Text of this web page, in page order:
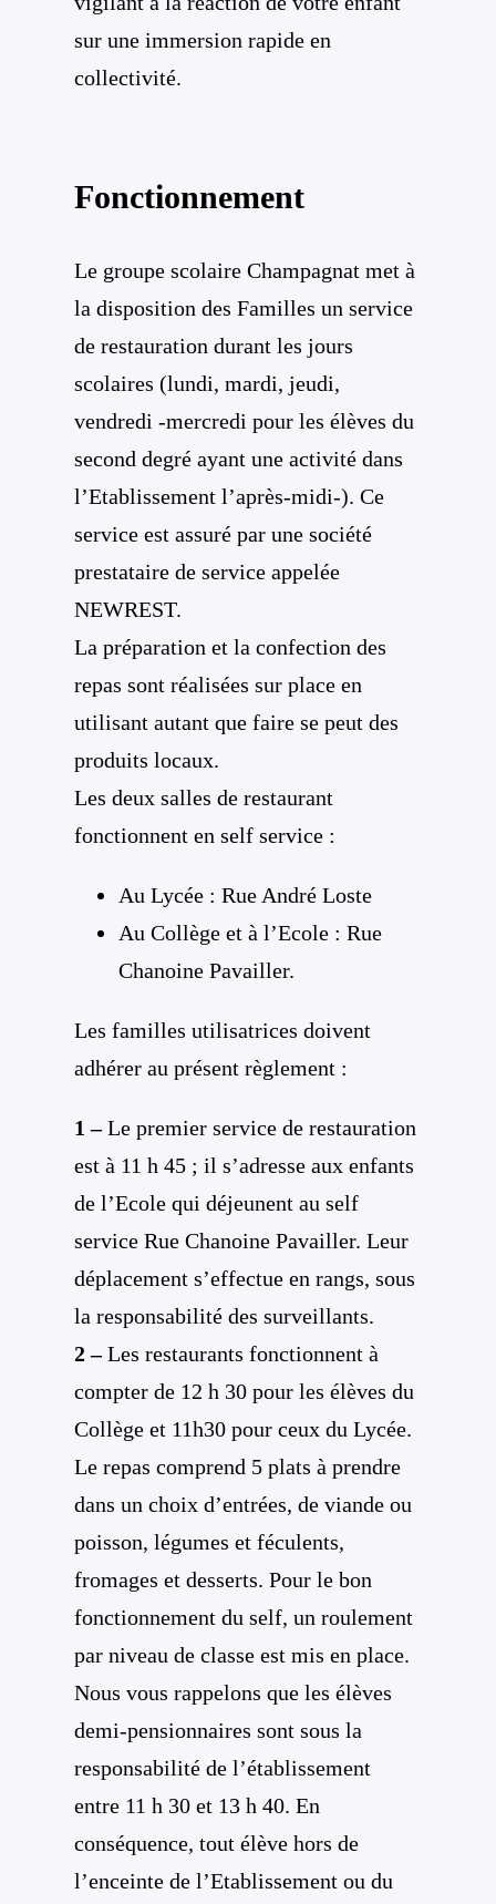
sur une immersion rapide en
collectivité.
Fonctionnement
Le groupe scolaire Champagnat met à
la disposition des Familles un service
de restauration durant les jours
scolaires (lundi, mardi, jeudi,
vendredi -mercredi pour les élèves du
second degré ayant une activité dans
l’Etablissement l’après-midi-). Ce
service est assuré par une société
prestataire de service appelée
NEWREST.
La préparation et la confection des
repas sont réalisées sur place en
utilisant autant que faire se peut des
produits locaux.
Les deux salles de restaurant
fonctionnent en self service :
Au Lycée : Rue André Loste
Au Collège et à l’Ecole : Rue
Chanoine Pavailler.
Les familles utilisatrices doivent
adhérer au présent règlement :
1 –Le premier service de restauration
est à 11 h 45 ; il s’adresse aux enfants
de l’Ecole qui déjeunent au self
service Rue Chanoine Pavailler. Leur
déplacement s’effectue en rangs, sous
la responsabilité des surveillants.
2 –Les restaurants fonctionnent à
compter de 12 h 30 pour les élèves du
Collège et 11h30 pour ceux du Lycée.
Le repas comprend 5 plats à prendre
dans un choix d’entrées, de viande ou
poisson, légumes et féculents,
fromages et desserts. Pour le bon
fonctionnement du self, un roulement
par niveau de classe est mis en place.
Nous vous rappelons que les élèves
demi-pensionnaires sont sous la
responsabilité de l’établissement
entre 11 h 30 et 13 h 40. En
conséquence, tout élève hors de
l’enceinte de l’Etablissement ou du